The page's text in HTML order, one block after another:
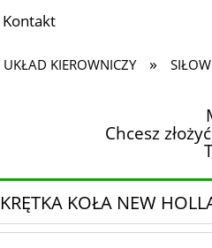
Kontakt
UKŁAD KIEROWNICZY »
Chcesz
KOŁA NEW